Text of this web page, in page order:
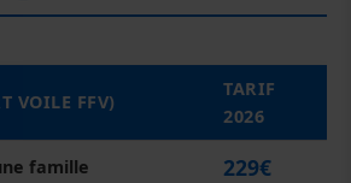
VOILE FFV)
TARIF
2026
famille 229€